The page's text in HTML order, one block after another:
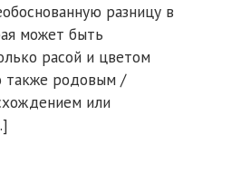
разницу в
может быть
расой и цветом
также родовым /
или